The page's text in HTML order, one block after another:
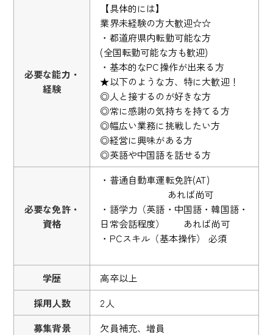
必要な能力・
経験
【具体的には】
業界未経験の方大歓迎☆☆
・都道府県内転勤可能な方
(全国転勤可能な方も歓迎)
・基本的なPC操作が出来る方
★以下のような方、特に大歓迎！
◎人と接するのが好きな方
◎常に感謝の気持ちを持てる方
◎幅広い業務に挑戦したい方
◎経営に興味がある方
◎英語や中国語を話せる方
必要な免許・
資格
・普通自動車運転免許(AT)
あれば尚可
・語学力（英語・中国語・韓国語・
日常会話程度） あれば尚可
・PCスキル（基本操作） 必須
学歴
高卒以上
採用人数
2人
募集背景
欠員補充、増員